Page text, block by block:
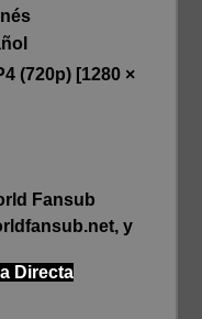
(720p) [1280 ×
Fansub
y
Directa